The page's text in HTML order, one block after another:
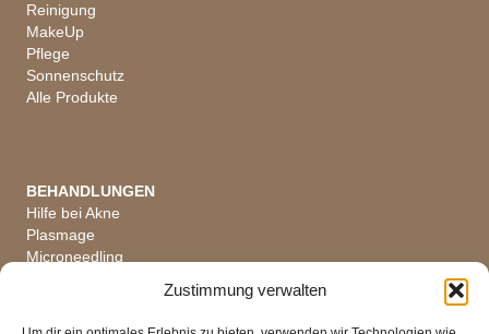
Zustimmung verwalten
Reinigung
MakeUp
Pflege
Sonnenschutz
Alle Produkte
BEHANDLUNGEN
Hilfe bei Akne
Plasmage
Microneedling